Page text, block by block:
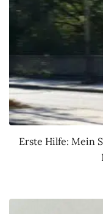
Erste Hilfe: Mein